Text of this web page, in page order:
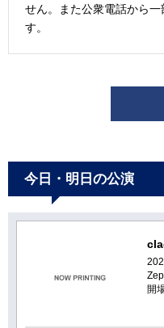
せん。また公衆電話から
す。
今日・明日の公演
開